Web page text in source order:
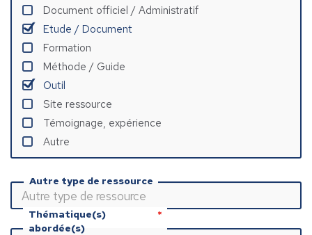
Document officiel / Administratif
Etude / Document
Formation
Méthode / Guide
Outil
Site ressource
Témoignage, expérience
Autre
Autre type de ressource
Thématique(s)
abordée(s)